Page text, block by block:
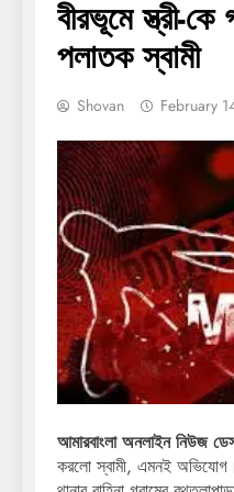
বীরভূমে স্ত্রী-
পলাতক স্বামী
Shovan February
আমারবাংলা অনলাইন নিউজ
করলো স্বামী, এমনই অভিযোগ।